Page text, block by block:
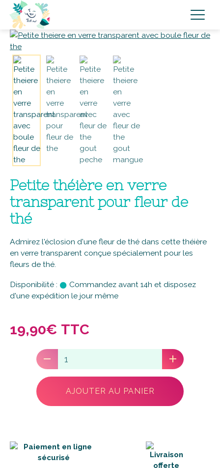
Petite théière en verre
transparent pour fleur de
thé
Admirez l'éclosion d'une fleur de thé dans cette théière
en verre transparent conçue spécialement pour les
fleurs de thé.
Disponibilité :
Commandez avant 14h et disposez
d'une expédition le jour même
19,90€ TTC
AJOUTER AU PANIER